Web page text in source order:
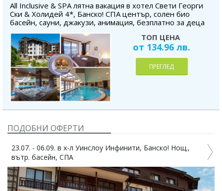
All Inclusive & SPA лятна вакация в хотел Свети Георги
Ски & Холидей 4*, Банско! СПА център, солен био
басейн, сауни, джакузи, анимация, безплатно за деца
до 4,99г
ТОП ЦЕНА
от 134.96 лв.
ПРЕГЛЕД
ПОДОБНИ ОФЕРТИ
23.07. - 06.09. в х-л Уинслоу Инфинити, Банско! Нощ.,
вътр. басейн, СПА